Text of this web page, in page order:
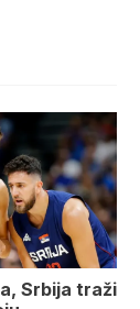
Srbija traži